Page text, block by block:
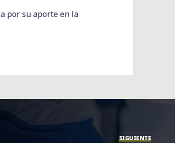
por su aporte en la
SIGUIENTE